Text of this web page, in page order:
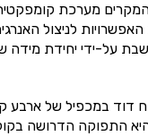
המקרים מערכת
לניצול
על-ידי יחידת מידה
דוד במכפיל של ארבע
התפוקה הדרושה